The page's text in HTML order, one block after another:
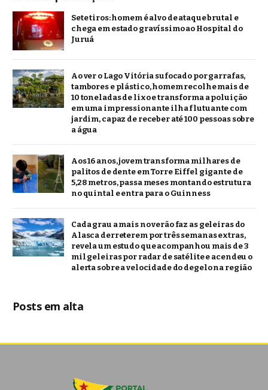
Sete tiros: homem é alvo de ataque brutal e
chega em estado gravíssimo ao Hospital do
Juruá
Ao ver o Lago Vitória sufocado por garrafas,
tambores e plástico, homem recolhe mais de
10 toneladas de lixo e transforma a poluição
em uma impressionante ilha flutuante com
jardim, capaz de receber até 100 pessoas sobre
a água
Aos 16 anos, jovem transforma milhares de
palitos de dente em Torre Eiffel gigante de
5,28 metros, passa meses montando estrutura
no quintal e entra para o Guinness
Cada grau a mais no verão faz as geleiras do
Alasca derreterem por três semanas extras,
revela um estudo que acompanhou mais de 3
mil geleiras por radar de satélite e acendeu o
alerta sobre a velocidade do degelo na região
Posts em alta